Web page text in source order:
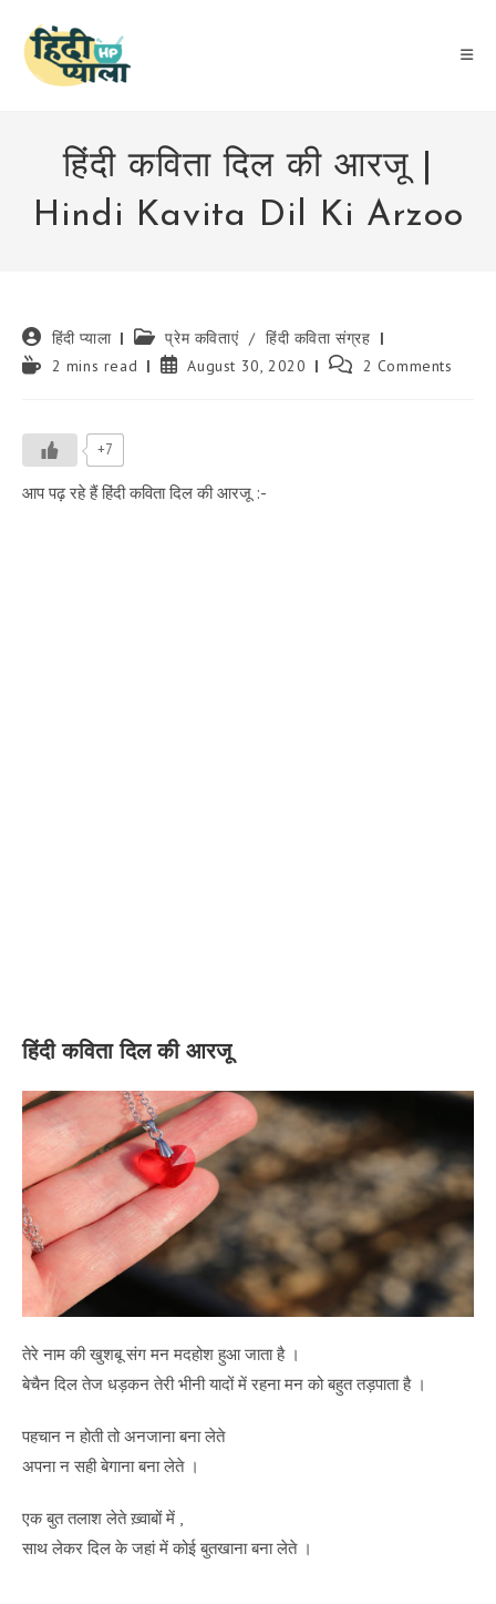
content
हिंदी कविता दिल की आरजू |
Hindi Kavita Dil Ki Arzoo
Post
author:
हिंदी प्याला
Post
category:
प्रेम कविताएं / हिंदी कविता संग्रह
Reading2 mins read
PostAugust 30, 2020
Post 2 Comments
+7
आप पढ़ रहे हैं हिंदी कविता दिल की आरजू :-
हिंदी कविता दिल की आरजू
तेरे नाम की खुशबू संग मन मदहोश हुआ जाता है ।
बेचैन दिल तेज धड़कन तेरी भीनी यादों में रहना मन को बहुत तड़पाता है ।
पहचान न होती तो अनजाना बना लेते
अपना न सही बेगाना बना लेते ।
एक बुत तलाश लेते ख़्वाबों में ,
साथ लेकर दिल के जहां में कोई बुतखाना बना लेते ।